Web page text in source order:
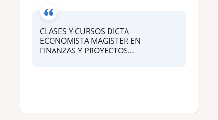
CLASES Y CURSOS DICTA
ECONOMISTA MAGISTER EN
FINANZAS Y PROYECTOS